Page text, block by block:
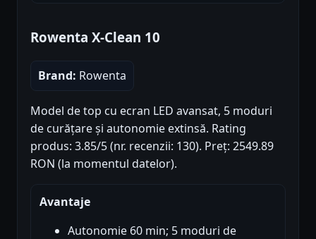
Rowenta X-Clean 10
Brand: Rowenta
Model de top cu ecran LED avansat, 5 moduri
de curățare și autonomie extinsă. Rating
produs: 3.85/5 (nr. recenzii: 130). Preț: 2549.89
RON (la momentul datelor).
Avantaje
Autonomie 60 min; 5 moduri de